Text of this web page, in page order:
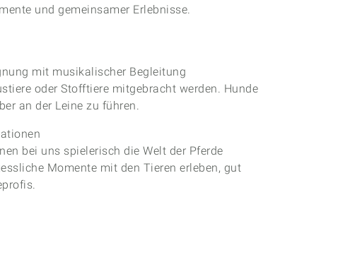
und gemeinsamer Erlebnisse.
mit musikalischer Begleitung
oder Stofftiere mitgebracht werden. Hunde
an der Leine zu führen.
bei uns spielerisch die Welt der Pferde
Momente mit den Tieren erleben, gut